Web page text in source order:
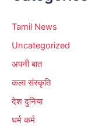
Tamil News
Uncategorized
अपनी बात
कला संस्कृति
देश दुनिया
धर्म कर्म